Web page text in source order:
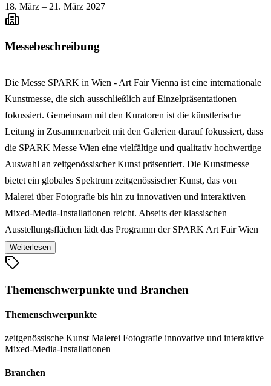
18. März – 21. März 2027
Messebeschreibung
Die Messe SPARK in Wien - Art Fair Vienna ist eine internationale
Kunstmesse, die sich ausschließlich auf Einzelpräsentationen
fokussiert. Gemeinsam mit den Kuratoren ist die künstlerische
Leitung in Zusammenarbeit mit den Galerien darauf fokussiert, dass
die SPARK Messe Wien eine vielfältige und qualitativ hochwertige
Auswahl an zeitgenössischer Kunst präsentiert. Die Kunstmesse
bietet ein globales Spektrum zeitgenössischer Kunst, das von
Malerei über Fotografie bis hin zu innovativen und interaktiven
Mixed-Media-Installationen reicht. Abseits der klassischen
Ausstellungsflächen lädt das Programm der SPARK Art Fair Wien
die Besucher zum Diskurs. Hier finden während der Messetage
Live-Performances, Videokunst und Diskussionsrunden statt.
über aktuelle Themen der zeitgenössischen Kunst, etwa die
zunehmende Bedeutung von Künstlicher Intelligenz in der
Familientag an: Beim Kindernachmittag am Sonntag gibt es
Führungen, die Kinder dazu anregen, selbst kreativ zu werden und
Weiterlesen
Themenschwerpunkte und Branchen
Themenschwerpunkte
zeitgenössische Kunst Malerei Fotografie innovative und interaktive
Mixed-Media-Installationen
Branchen